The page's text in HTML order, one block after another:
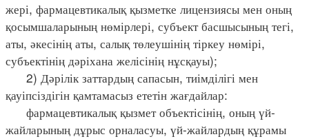
жері, фармацевтикалық қызметке лицензиясы мен оның
қосымшаларының нөмірлері, субъект басшысының тегі,
аты, әкесінің аты, салық төлеушінің тіркеу нөмірі,
субъектінің дәріхана желісінің нұсқауы);
2) Дәрілік заттардың сапасын, тиімділігі мен
қауіпсіздігін қамтамасыз ететін жағдайлар:
фармацевтикалық қызмет объектісінің, оның үй-
жайларының дұрыс орналасуы, үй-жайлардың құрамы